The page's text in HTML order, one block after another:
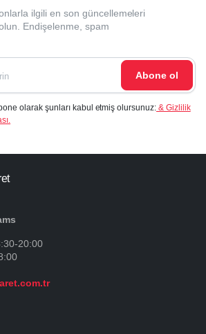
ilgili en son güncellemeleri
Endişelenme, spam
Abone ol
olarak şunları kabul etmiş olursunuz: & Gizlilik
20:00